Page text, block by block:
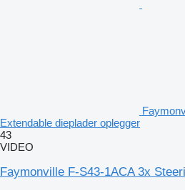
Extendable dieplader oplegger
43
VIDEO
Faymonville F-S43-1ACA 3x